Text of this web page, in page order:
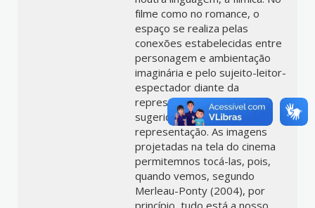
filme como no romance, o
espaço se realiza pelas
conexões estabelecidas entre
personagem e ambientação
imaginária e pelo sujeito-leitor-
espectador diante da
representação espacial
sugerida pelos objetos de
representação. As imagens
projetadas na tela do cinema
permitemnos tocá-las, pois,
quando vemos, segundo
Merleau-Ponty (2004), por